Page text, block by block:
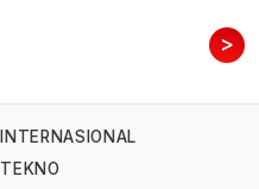
>
INTERNASIONAL
TEKNO